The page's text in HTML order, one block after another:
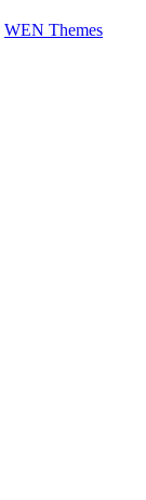
WEN Themes